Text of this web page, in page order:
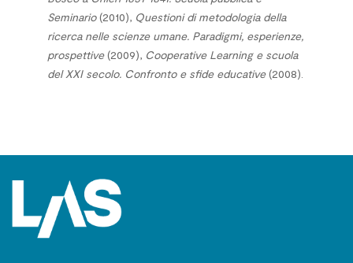
Seminario(2010), Questioni di metodologia della
ricerca nelle scienze umane. Paradigmi, esperienze,
prospettive(2009), Cooperative Learning e scuola
del XXI secolo. Confronto e sfide educative(2008).